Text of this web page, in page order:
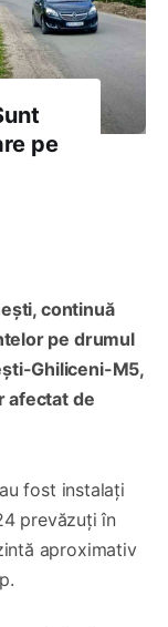
pe
continuă
pe drumul
Ghiliceni-M5,
afectat de
fost instalați
prevăzuți în
aproximativ